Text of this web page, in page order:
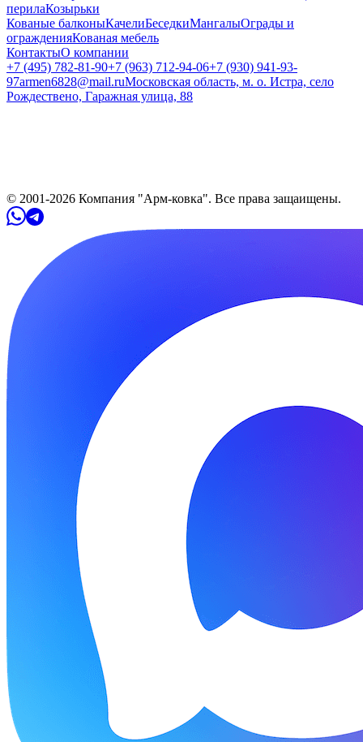
перилаКозырьки
Кованые балконыКачелиБеседкиМангалыОграды и
огражденияКованая мебель
КонтактыО компании
+7 (495) 782-81-90+7 (963) 712-94-06+7 (930) 941-93-
97armen6828@mail.ruМосковская область, м. о. Истра, село
Рождествено, Гаражная улица, 88
© 2001-2026 Компания "Арм-ковка". Все права защaищены.